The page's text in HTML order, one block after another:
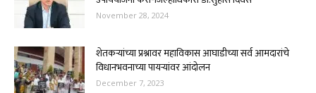
November 28, 2024
शेतकऱ्यांच्या प्रश्नावर महाविकास आघाडीच्या सर्व आमदारांचे
विधानभवनाच्या पायऱ्यांवर आंदोलन
December 7, 2023